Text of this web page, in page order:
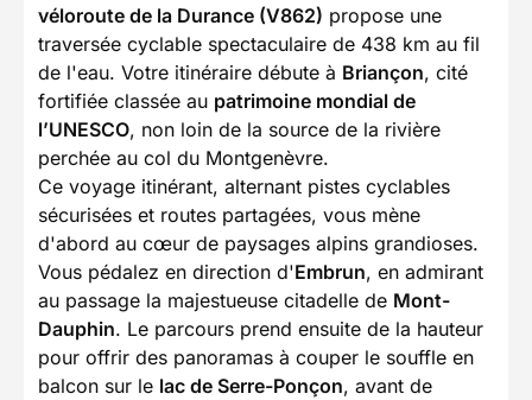
véloroute de la Durance (V862) propose une
traversée cyclable spectaculaire de 438 km au fil
de l'eau. Votre itinéraire débute à Briançon, cité
fortifiée classée au patrimoine mondial de
l’UNESCO, non loin de la source de la rivière
perchée au col du Montgenèvre.
Ce voyage itinérant, alternant pistes cyclables
sécurisées et routes partagées, vous mène
d'abord au cœur de paysages alpins grandioses.
Vous pédalez en direction d'Embrun, en admirant
au passage la majestueuse citadelle de Mont-
Dauphin. Le parcours prend ensuite de la hauteur
pour offrir des panoramas à couper le souffle en
balcon sur le lac de Serre-Ponçon, avant de